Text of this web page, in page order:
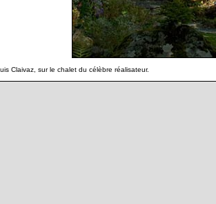
Claivaz, sur le chalet du célèbre réalisateur.